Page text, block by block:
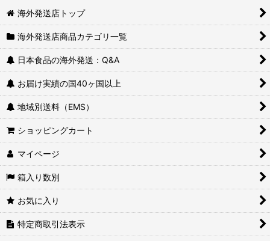
海外発送店トップ
海外発送店商品カテゴリ一覧
日本食品の海外発送：Q&A
お届け実績の国40ヶ国以上
地域別送料（EMS）
ショッピングカート
マイページ
箱入り数別
お気に入り
特定商取引法表示